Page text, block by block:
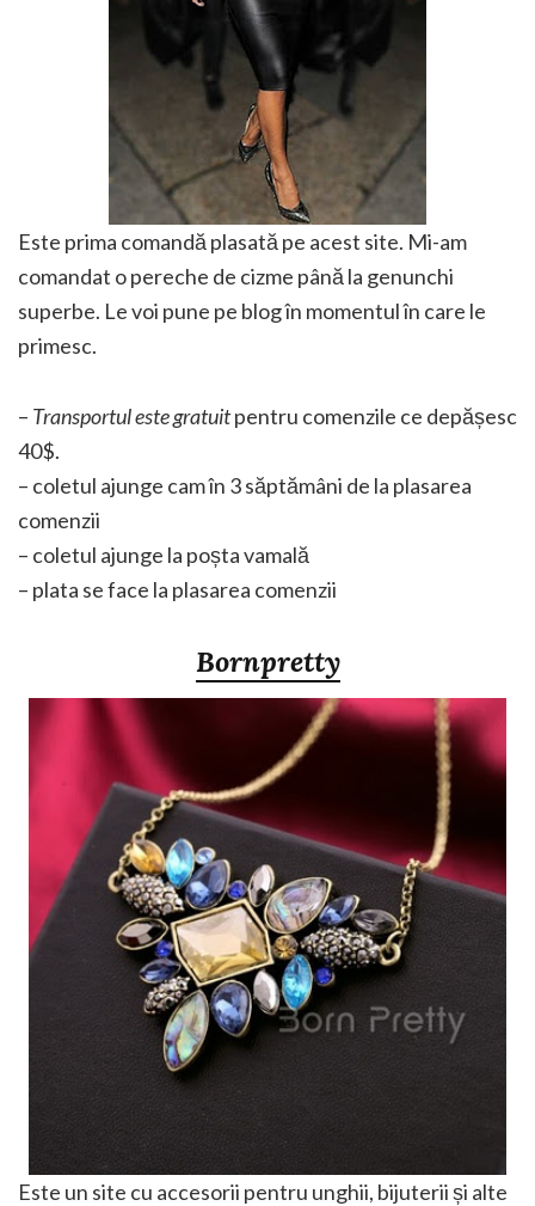
Este prima comandă plasată pe acest site. Mi-am
comandat o pereche de cizme până la genunchi
superbe. Le voi pune pe blog în momentul în care le
primesc.
– Transportul este gratuitpentru comenzile ce depășesc
40$.
– coletul ajunge cam în 3 săptămâni de la plasarea
comenzii
– coletul ajunge la poșta vamală
– plata se face la plasarea comenzii
Bornpretty
Este un site cu accesorii pentru unghii, bijuterii și alte